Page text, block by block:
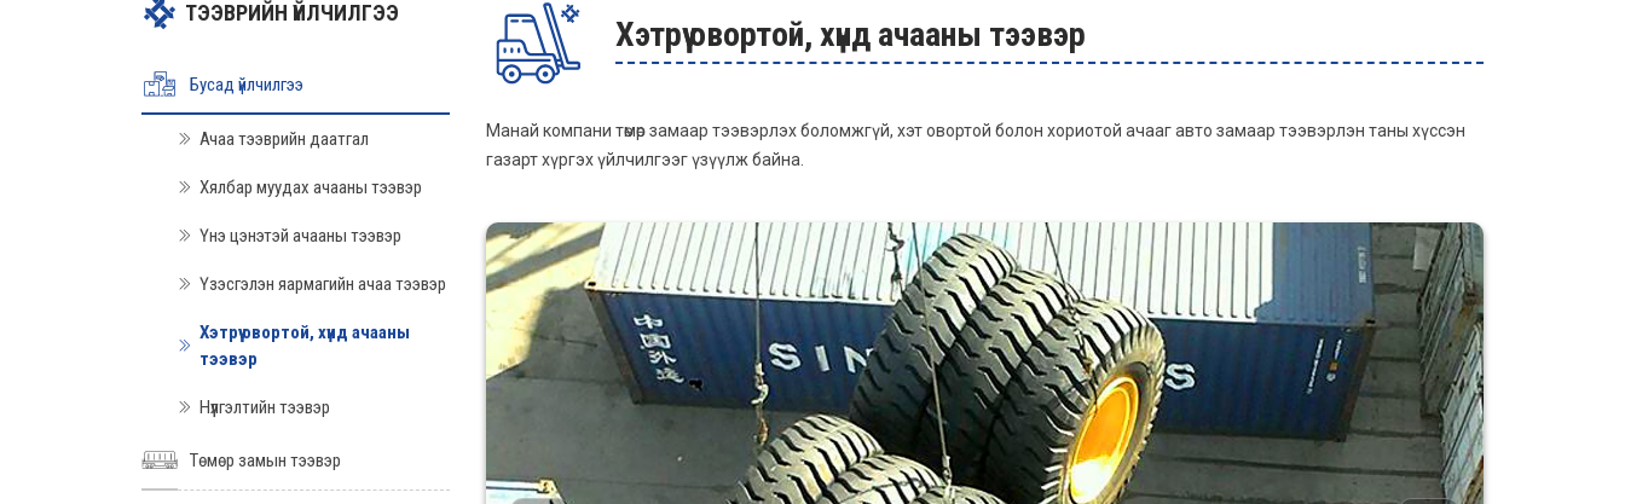
ТЭЭВРИЙН ҮЙЛЧИЛГЭЭ
Бусад үйлчилгээ
Ачаа тээврийн даатгал
Хялбар муудах ачааны тээвэр
Үнэ цэнэтэй ачааны тээвэр
Үзэсгэлэн яармагийн ачаа тээвэр
Хэтрүү овортой, хүнд ачааны
тээвэр
Нүүлгэлтийн тээвэр
Төмөр замын тээвэр
Хэтрүү овортой, хүнд ачааны тээвэр
Манай компани төмөр замаар тээвэрлэх боломжгүй, хэт овортой болон хориотой ачааг авто замаар тээвэрлэн таны хүссэн
газарт хүргэх үйлчилгээг үзүүлж байна.